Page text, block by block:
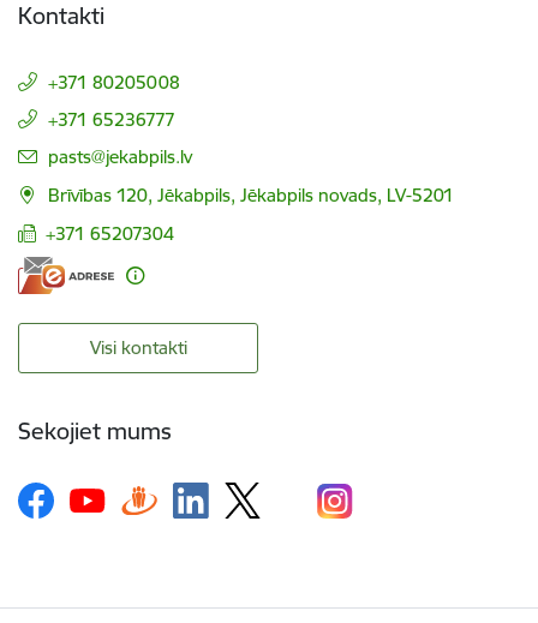
Kontakti
+371 80205008
+371 65236777
E-pasts:
pasts@jekabpils.lv
Brīvības 120, Jēkabpils, Jēkabpils novads, LV-5201
+371 65207304
Visi kontakti
Sekojiet mums